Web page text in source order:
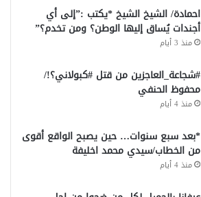
احمادة/ الشيخ الشيخ *يكتب :”إلى أي
أجندات يُساق إليها الوطن؟ ومن تخدم؟”
منذ 3 أيام
#شجاعة_العاجزين من قتل #كبولاني؟!/
محفوظ الحنفي
منذ 4 أيام
*بعد سبع سنوات… حين يصبح الواقع أقوى
من الخطاب/سيدي محمد اخليفة
منذ 4 أيام